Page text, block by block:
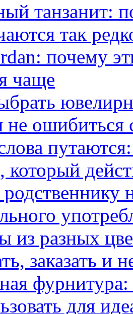
танзанит:
так
почему
чаще
не ошибиться
который
из разных
заказать и
фурнитура:
для